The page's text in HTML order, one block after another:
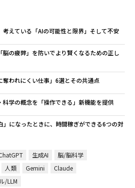
えている「AIの可能性と限界」そして不安
の疲弊」を防いでより賢くなるための正し
奪われにくい仕事」6選とその共通点
学の概念を「操作できる」新機能を提供
」になったときに、時間稼ぎができる6つの対
生成AI
脳/脳科学
人類 Gemini
Claude
/LLM